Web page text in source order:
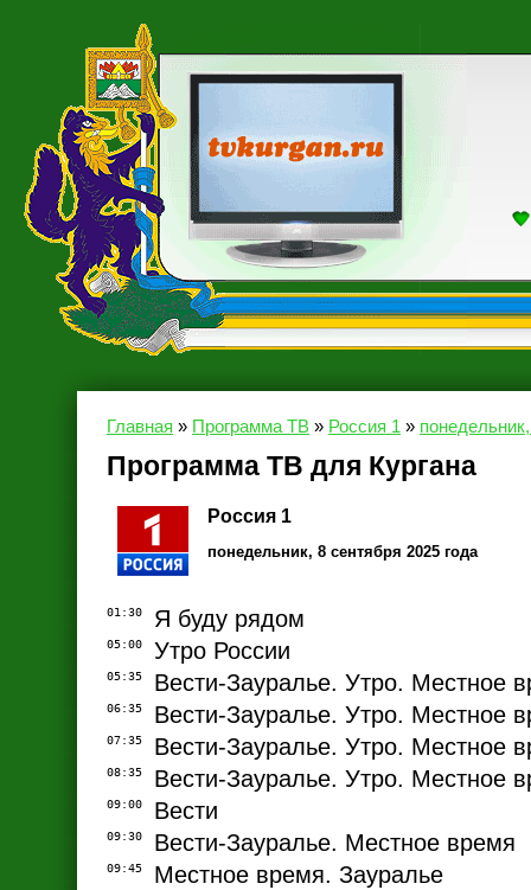
Главная » Программа ТВ » Россия 1 »
Программа ТВ для Кургана
Россия 1
понедельник, 8 сентября 2025 года
01:30 Я буду рядом
05:00 Утро России
05:35 Вести-Зауралье. Утро. Местное
06:35 Вести-Зауралье. Утро. Местное
07:35 Вести-Зауралье. Утро. Местное
08:35 Вести-Зауралье. Утро. Местное
09:00 Вести
09:30 Вести-Зауралье. Местное время
09:45 Местное время. Зауралье